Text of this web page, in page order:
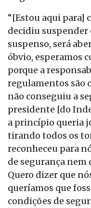
“[Estou aqui para]
decidiu suspender
suspenso, será
óbvio, esperamos
porque a
regulamentos são
não conseguiu a
presidente [do
a princípio queria
tirando todos os
reconheceu para
de segurança
Quero dizer que
queríamos que
condições de